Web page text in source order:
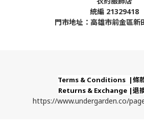
統編 21329418
門市地址：高雄市前金區新
Terms & Conditions |條
Returns & Exchange |退
https://www.undergarden.co/